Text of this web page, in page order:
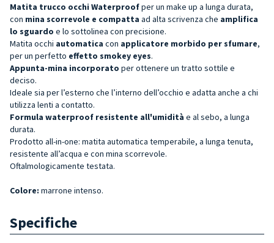
Matita trucco occhi Waterproofper un make up a lunga durata,
con mina scorrevole e compatta ad alta scrivenza che amplifica
lo sguardo e lo sottolinea con precisione.
Matita occhi automatica con applicatore morbido per sfumare,
per un perfetto effetto smokey eyes.
Appunta-mina incorporato per ottenere un tratto sottile e
deciso.
Ideale sia per l’esterno che l’interno dell’occhio e adatta anche a chi
utilizza lenti a contatto.
Formula waterproof resistente all'umidità e al sebo, a lunga
durata.
Prodotto all-in-one: matita automatica temperabile, a lunga tenuta,
resistente all’acqua e con mina scorrevole.
Oftalmologicamente testata.
Colore: marrone intenso.
Specifiche